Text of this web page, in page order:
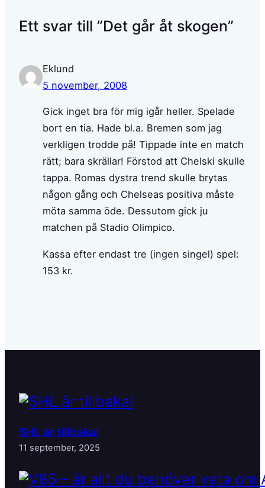
Ett svar till ”Det går åt skogen”
Eklund
5 november, 2008
Gick inget bra för mig igår heller. Spelade
bort en tia. Hade bl.a. Bremen som jag
verkligen trodde på! Tippade inte en match
rätt; bara skrällar! Förstod att Chelski skulle
tappa. Romas dystra trend skulle brytas
någon gång och Chelseas positiva måste
möta samma öde. Dessutom gick ju
matchen på Stadio Olimpico.
Kassa efter endast tre (ingen singel) spel:
153 kr.
SHL är tillbaka!
11 september, 2025